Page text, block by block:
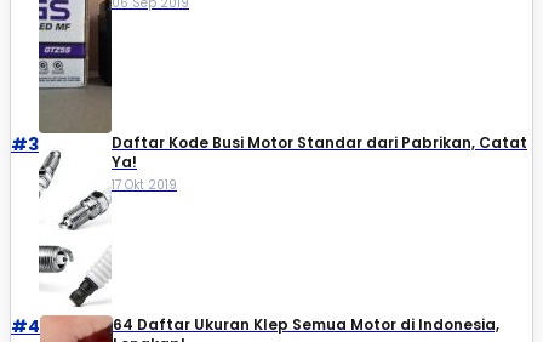
#3
Daftar Kode Busi Motor Standar dari Pabrikan, Catat
Ya!
17 Okt 2019
#4
64 Daftar Ukuran Klep Semua Motor di Indonesia,